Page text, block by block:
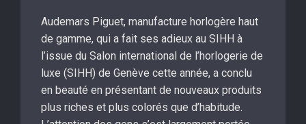
Audemars Piguet, manufacture horlogère haut
de gamme, qui a fait ses adieux au SIHH à
l’issue du Salon international de l’horlogerie de
luxe (SIHH) de Genève cette année, a conclu
en beauté en présentant de nouveaux produits
plus riches et plus colorés que d’habitude.